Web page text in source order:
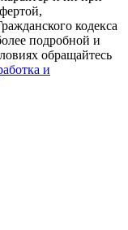
кодекса
подробной и
обращайтесь
и